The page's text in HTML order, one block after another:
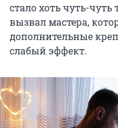
стало хоть чуть-чуть
вызвал мастера,
дополнительные
слабый эффект.